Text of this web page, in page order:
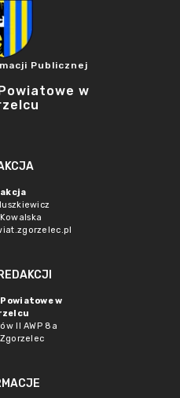
Publicznej
w
w
II AWP 8a